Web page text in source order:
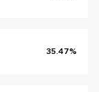
35.47%